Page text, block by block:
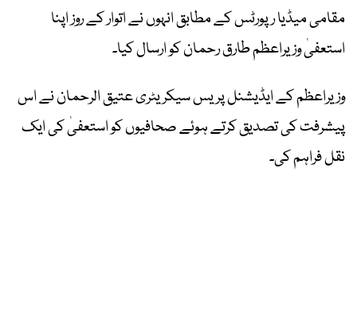
مقامی میڈیا رپورٹس کے مطابق انہوں نے اتوار کے روز اپنا
استعفیٰ وزیراعظم طارق رحمان کو ارسال کیا۔
وزیراعظم کے ایڈیشنل پریس سیکریٹری عتیق الرحمان نے اس
پیشرفت کی تصدیق کرتے ہوئے صحافیوں کو استعفیٰ کی ایک
نقل فراہم کی۔